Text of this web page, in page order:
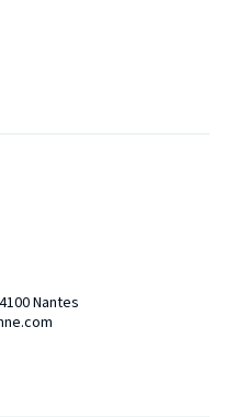
peluche, Mathis va partir
qui produit "l'huile
de 3 à 8 ans
Nantes